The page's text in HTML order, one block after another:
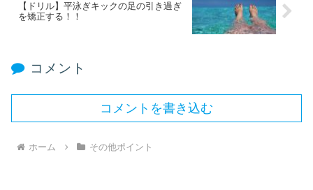
【ドリル】平泳ぎキックの足の引き過ぎ
を矯正する！！
コメント
コメントを書き込む
ホーム その他ポイント